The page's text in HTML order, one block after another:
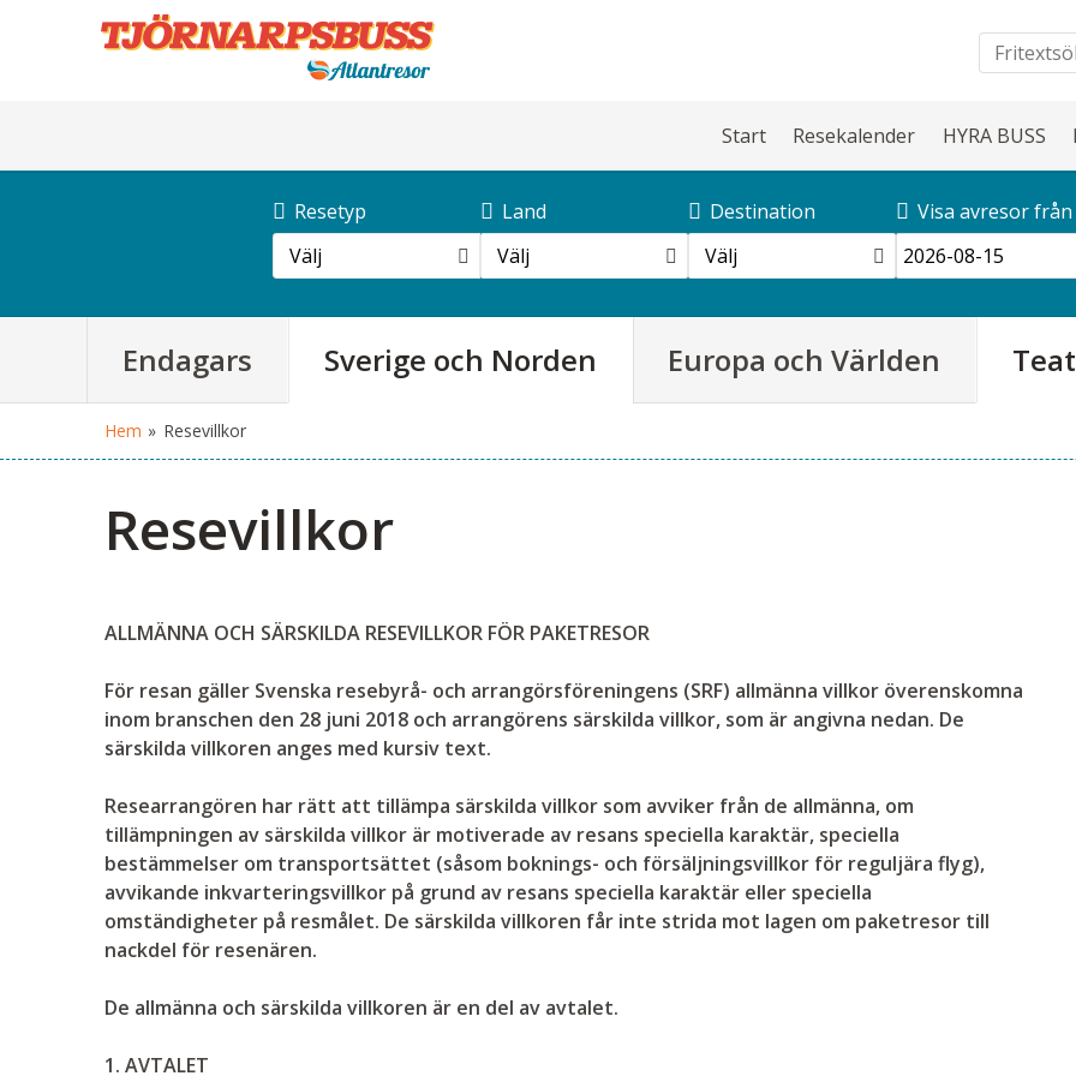
Start Resekalender HYRA BUSS
Resetyp
Välj
Land
Välj
Destination
Välj
Visa avresor från
Endagars Sverige och Norden Europa och Världen
Hem » Resevillkor
Resevillkor
ALLMÄNNA OCH SÄRSKILDA RESEVILLKOR FÖR PAKETRESOR
För resan gäller Svenska resebyrå- och arrangörsföreningens (SRF) allmänna villkor överenskomna
inom branschen den 28 juni 2018 och arrangörens särskilda villkor, som är angivna nedan. De
särskilda villkoren anges med kursiv text.
Researrangören har rätt att tillämpa särskilda villkor som avviker från de allmänna, om
tillämpningen av särskilda villkor är motiverade av resans speciella karaktär, speciella
bestämmelser om transportsättet (såsom boknings- och försäljningsvillkor för reguljära flyg),
avvikande inkvarteringsvillkor på grund av resans speciella karaktär eller speciella
omständigheter på resmålet. De särskilda villkoren får inte strida mot lagen om paketresor till
nackdel för resenären.
De allmänna och särskilda villkoren är en del av avtalet.
1. AVTALET